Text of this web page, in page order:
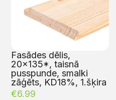
Fasādes dēlis,
20×135*, taisnā
pusspunde, smalki
zāģēts, KD18%, 1.šķira
€6.99